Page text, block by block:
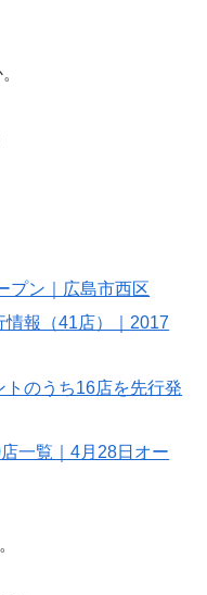
プン｜広島市西区
情報（41店）｜2017
のうち16店を先行発
一覧｜4月28日オー